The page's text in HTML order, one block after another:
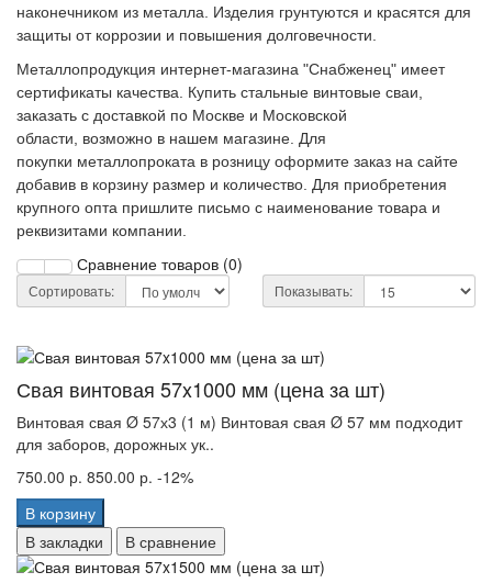
наконечником из металла. Изделия грунтуются и красятся для
защиты от коррозии и повышения долговечности.
Металлопродукция интернет-магазина "Снабженец" имеет
сертификаты качества. Купить стальные винтовые сваи,
заказать с доставкой по Москве и Московской
области, возможно в нашем магазине. Для
покупки металлопроката в розницу оформите заказ на сайте
добавив в корзину размер и количество. Для приобретения
крупного опта пришлите письмо с наименование товара и
реквизитами компании.
Сравнение товаров (0)
Сортировать: Показывать:
Свая винтовая 57x1000 мм (цена за шт)
Винтовая свая Ø 57х3 (1 м) Винтовая свая Ø 57 мм подходит
для заборов, дорожных ук..
750.00 р. 850.00 р. -12%
В корзину
В закладки
В сравнение